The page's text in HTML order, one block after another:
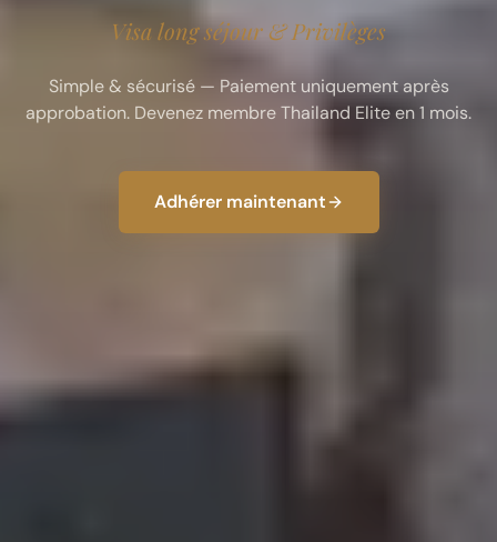
Visa long séjour & Privilèges
Simple & sécurisé — Paiement uniquement après
approbation. Devenez membre Thailand Elite en 1 mois.
Adhérer maintenant